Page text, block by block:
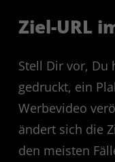
Ziel-URL
Stell Dir vor, Du
gedruckt, ein
Werbevideo
ändert sich die
den meisten